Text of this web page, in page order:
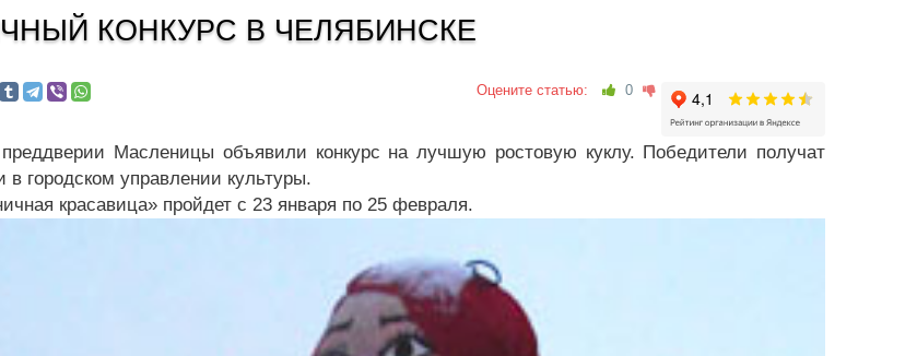
КОНКУРС В ЧЕЛЯБИНСКЕ
Оцените статью: 0
Масленицы объявили конкурс на лучшую ростовую куклу. Победители получат
городском управлении культуры.
красавица» пройдет с 23 января по 25 февраля.